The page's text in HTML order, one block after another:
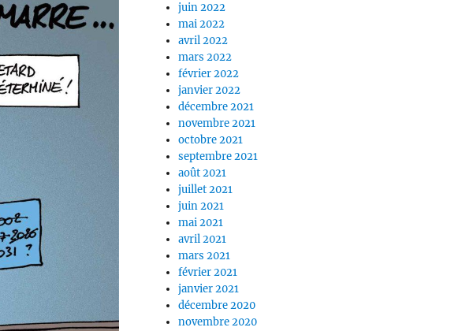
juin 2022
mai 2022
avril 2022
mars 2022
février 2022
janvier 2022
décembre 2021
novembre 2021
octobre 2021
septembre 2021
août 2021
juillet 2021
juin 2021
mai 2021
avril 2021
mars 2021
février 2021
janvier 2021
décembre 2020
novembre 2020